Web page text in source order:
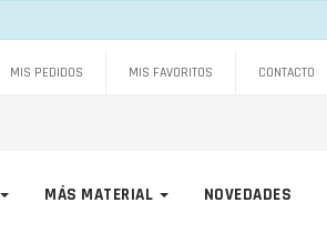
MIS PEDIDOS MIS FAVORITOS CONTACTO
MÁS MATERIAL NOVEDADES